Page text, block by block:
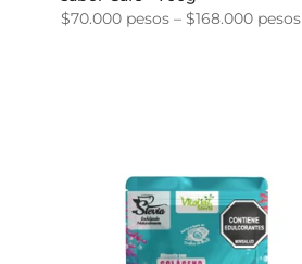
$70.000 pesos – $168.000 pesos